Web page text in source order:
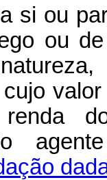
si ou
ou